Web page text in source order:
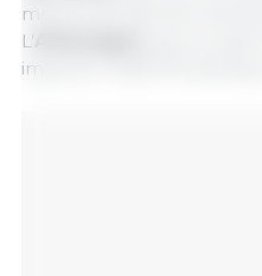
même période de
L’
importé 1 039 074